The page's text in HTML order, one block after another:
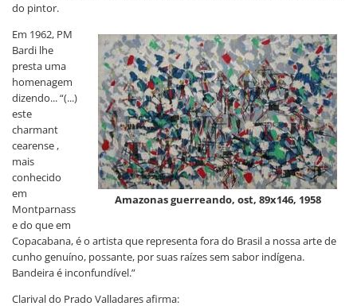
do pintor.
Amazonas guerreando, ost, 89x146, 1958
Em 1962, PM
Bardi lhe
presta uma
homenagem
dizendo... “(...)
este
charmant
cearense ,
mais
conhecido
em
Montparnass
e do que em
Copacabana, é o artista que representa fora do Brasil a nossa arte de
cunho genuíno, possante, por suas raízes sem sabor indígena.
Bandeira é inconfundível.”
Clarival do Prado Valladares afirma: